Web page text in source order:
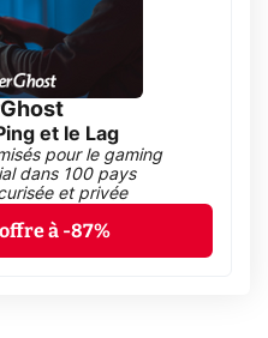
et le Lag
pour le gaming
dans 100 pays
et privée
à -87%